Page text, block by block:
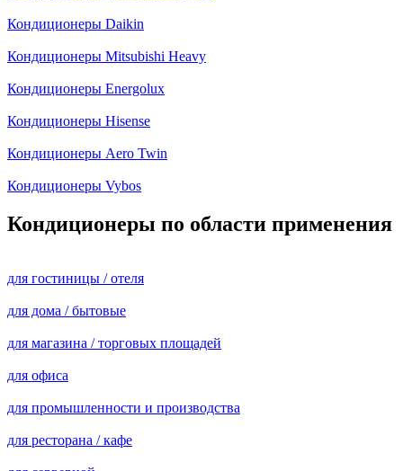
Кондиционеры Daikin
Кондиционеры Mitsubishi Heavy
Кондиционеры Energolux
Кондиционеры Hisense
Кондиционеры Aero Twin
Кондиционеры Vybos
Кондиционеры по области применения
для гостиницы / отеля
для дома / бытовые
для магазина / торговых площадей
для офиса
для промышленности и производства
для ресторана / кафе